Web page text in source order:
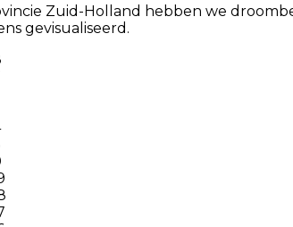
Zuid-Holland hebben we
gevisualiseerd.